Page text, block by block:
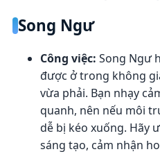
Song Ngư
Công việc: Song Ngư
được ở trong không
vừa phải. Bạn nhạy
quanh, nên nếu môi
dễ bị kéo xuống. Hãy
sáng tạo, cảm nhận